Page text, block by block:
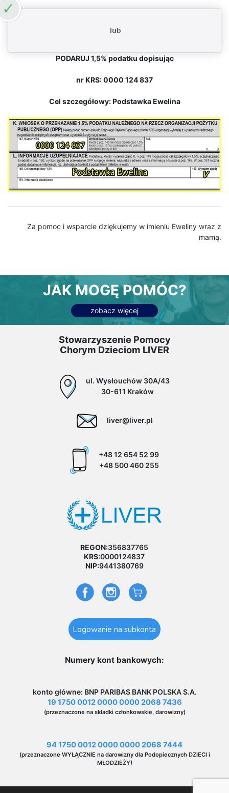
lub
PODARUJ 1,5% podatku dopisując
nr KRS: 0000 124 837
Cel szczegółowy: Podstawka Ewelina
Za pomoc i wsparcie dziękujemy w imieniu Eweliny wraz z
mamą.
JAK MOGĘ POMÓC?
zobacz więcej
Stowarzyszenie Pomocy
Chorym Dzieciom LIVER
ul. Wysłouchów 30A/43
30-611 Kraków
liver@liver.pl
+48 12 654 52 99
+48 500 460 255
REGON:356837765
KRS:0000124837
NIP:9441380769
Logowanie na subkonta
Numery kont bankowych:
konto główne: BNP PARIBAS BANK POLSKA S.A.
19 1750 0012 0000 0000 2068 7436
(przeznaczone na składki członkowskie, darowizny)
94 1750 0012 0000 0000 2068 7444
(przeznaczone WYŁĄCZNIE na darowizny dla Podopiecznych DZIECI i
MŁODZIEŻY)